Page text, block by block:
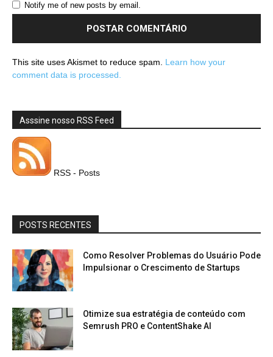
Notify me of new posts by email.
This site uses Akismet to reduce spam. Learn how your
comment data is processed.
Asssine nosso RSS Feed
RSS - Posts
POSTS RECENTES
Como Resolver Problemas do Usuário Pode
Impulsionar o Crescimento de Startups
Otimize sua estratégia de conteúdo com
Semrush PRO e ContentShake AI